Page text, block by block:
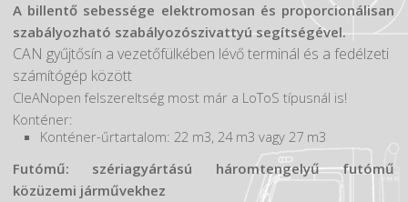
A billentő sebessége elektromosan és proporcionálisan
szabályozható szabályozószivattyú segítségével.
CAN gyűjtősín a vezetőfülkében lévő terminál és a fedélzeti
számítógép között
CleANopen felszereltség most már a LoToS típusnál is!
Konténer:
Konténer-űrtartalom: 22 m3, 24 m3 vagy 27 m3
Futómű: szériagyártású háromtengelyű futómű
közüzemi járművekhez